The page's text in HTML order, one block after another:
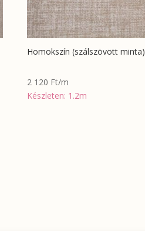
Homokszín (szálszövött minta)
2 120 Ft/m
Készleten: 1.2m